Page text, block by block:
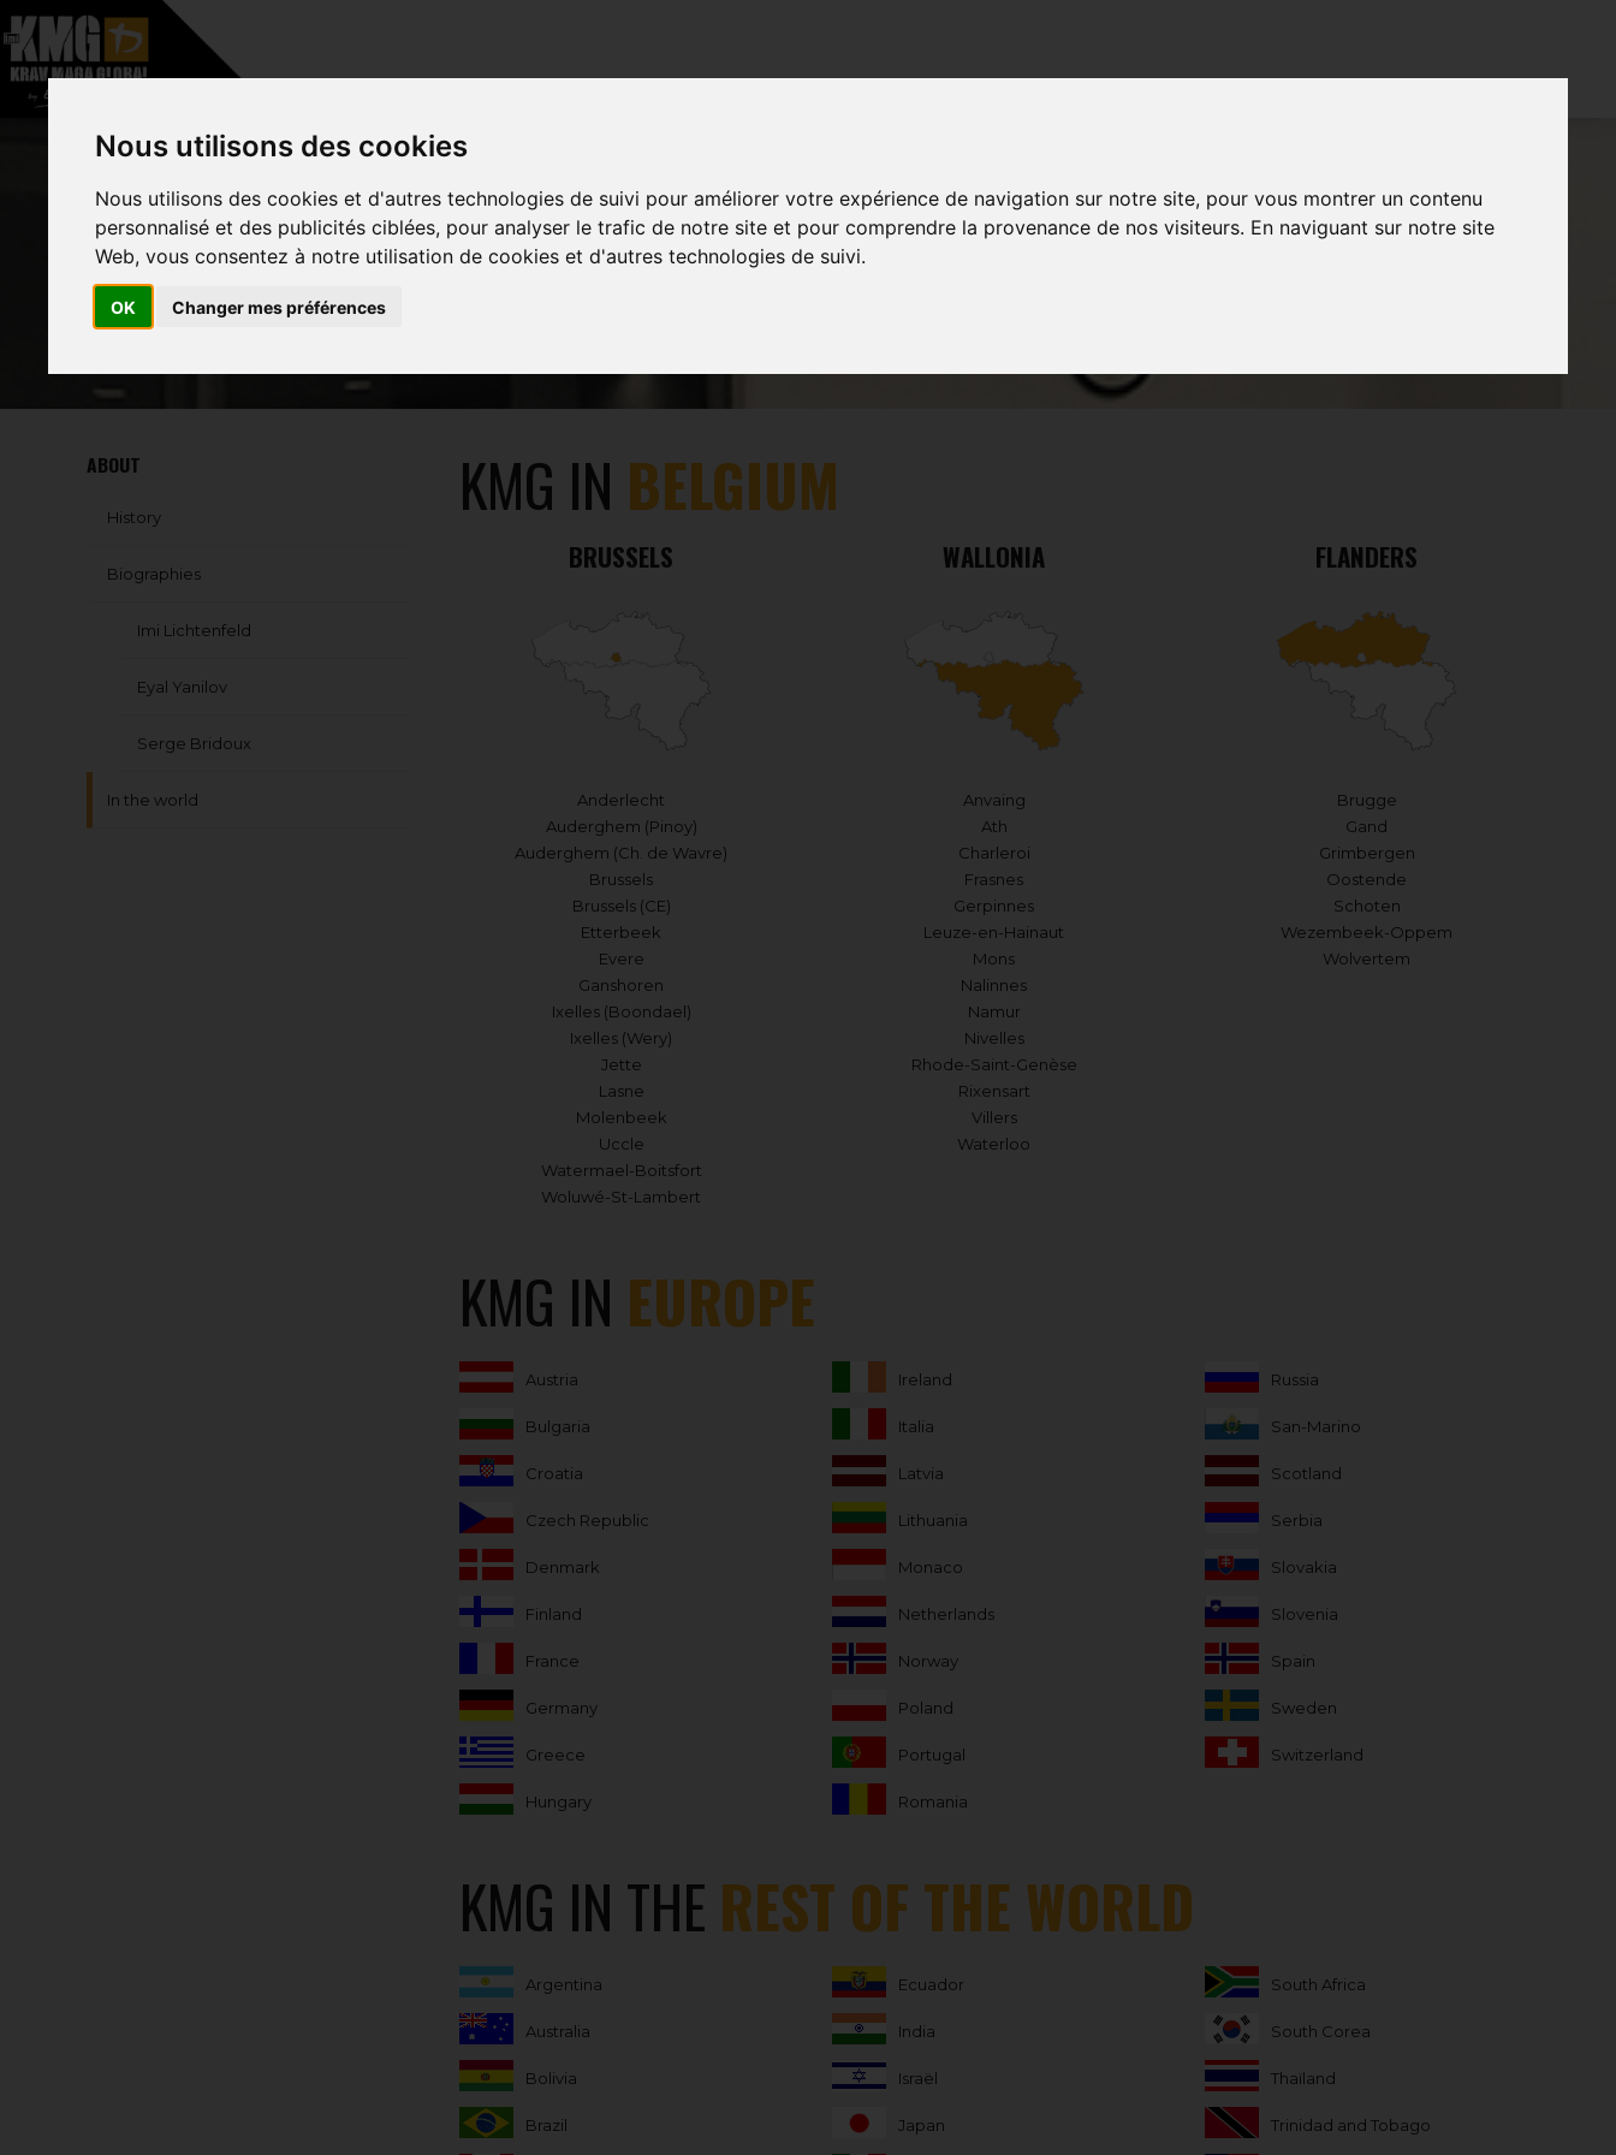
Nous utilisons des cookies
Nous utilisons des cookies et d'autres technologies de suivi pour améliorer votre expérience de navigation sur notre site, pour vous montrer un contenu
personnalisé et des publicités ciblées, pour analyser le trafic de notre site et pour comprendre la provenance de nos visiteurs. En naviguant sur notre site
Web, vous consentez à notre utilisation de cookies et d'autres technologies de suivi.
OK Changer mes préférences IN THE WORLD
ABOUT
History
Biographies
Imi Lichtenfeld
Eyal Yanilov
Serge Bridoux
In the world
KMG IN BELGIUM
BRUSSELS
Anderlecht
Auderghem (Pinoy)
Auderghem (Ch. de Wavre)
Brussels
Brussels (CE)
Etterbeek
Evere
Ganshoren
Ixelles (Boondael)
Ixelles (Wery)
Jette
Lasne
Molenbeek
Uccle
Watermael-Boitsfort
Woluwé-St-Lambert
WALLONIA
Anvaing
Ath
Charleroi
Frasnes
Gerpinnes
Leuze-en-Hainaut
Mons
Nalinnes
Namur
Nivelles
Rhode-Saint-Genèse
Rixensart
Villers
Waterloo
FLANDERS
Brugge
Gand
Grimbergen
Oostende
Schoten
Wezembeek-Oppem
Wolvertem
KMG IN EUROPE
Austria
Bulgaria
Croatia
Czech Republic
Denmark
Finland
France
Germany
Greece
Hungary
Ireland
Italia
Latvia
Lithuania
Monaco
Netherlands
Norway
Poland
Portugal
Romania
Russia
San-Marino
Scotland
Serbia
Slovakia
Slovenia
Spain
Sweden
Switzerland
KMG IN THE REST OF THE WORLD
Argentina
Australia
Bolivia
Brazil
Ecuador
India
Israël
Japan
South Africa
South Corea
Thaïland
Trinidad and Tobago